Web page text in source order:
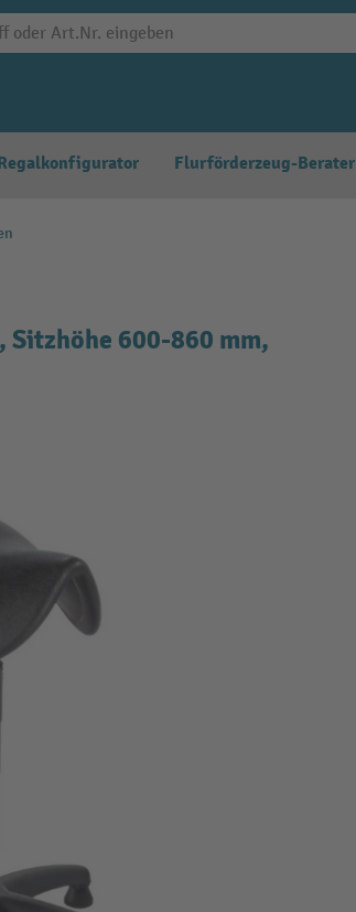
Flurförderzeug-Berater
600-860 mm,